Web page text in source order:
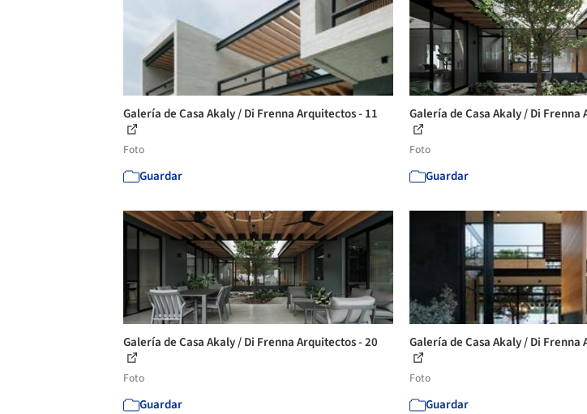
Galería de Casa Akaly / Di Frenna Arquitectos - 11
Foto
Guardar
Galería de Casa Akaly / Di Frenna
Foto
Guardar
Galería de Casa Akaly / Di Frenna Arquitectos - 20
Foto
Guardar
Galería de Casa Akaly / Di Frenna
Foto
Guardar